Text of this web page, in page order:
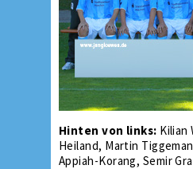
Hinten von links: Kilian
Heiland, Martin
Appiah-Korang, Semir